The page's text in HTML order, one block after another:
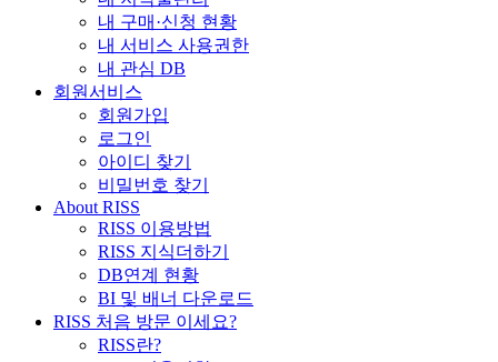
내 구매·신청 현황
내 서비스 사용권한
내 관심 DB
회원서비스
회원가입
로그인
아이디 찾기
비밀번호 찾기
About RISS
RISS 이용방법
RISS 지식더하기
DB연계 현황
BI 및 배너 다운로드
RISS 처음 방문 이세요?
RISS란?